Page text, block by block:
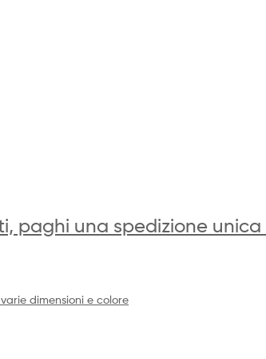
paghi una spedizione
dimensioni e colore